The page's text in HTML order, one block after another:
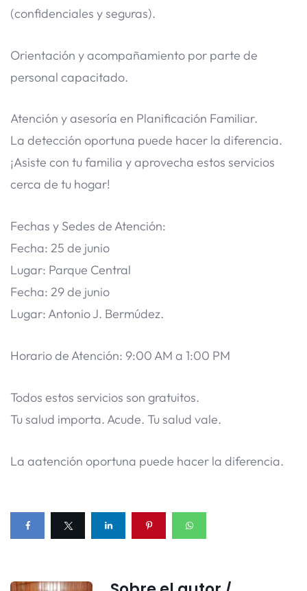
(confidenciales y seguras).
Orientación y acompañamiento por parte de
personal capacitado.
Atención y asesoría en Planificación Familiar.
​La detección oportuna puede hacer la diferencia.
¡Asiste con tu familia y aprovecha estos servicios
cerca de tu hogar!
​Fechas y Sedes de Atención:
Fecha: 25 de junio
Lugar: Parque Central
Fecha: 29 de junio
Lugar: Antonio J. Bermúdez.
Horario de Atención: 9:00 AM a 1:00 PM
Todos estos servicios son gratuitos.
Tu salud importa. Acude. Tu salud vale.
La aatención oportuna puede hacer la diferencia.